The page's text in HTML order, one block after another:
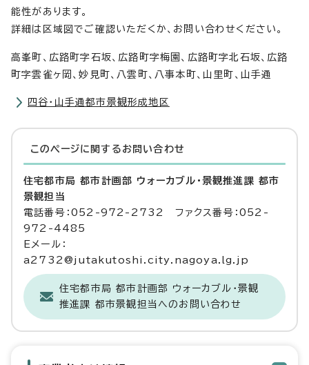
能性があります。
詳細は区域図でご確認いただくか、お問い合わせください。
高峯町、広路町字石坂、広路町字梅園、広路町字北石坂、広路
町字雲雀ヶ岡、妙見町、八雲町、八事本町、山里町、山手通
四谷・山手通都市景観形成地区
このページに関する お問い合わせ
住宅都市局 都市計画部 ウォーカブル・景観推進課 都市
景観担当
電話番号：052-972-2732 ファクス番号：052-
972-4485
Eメール：
a2732@jutakutoshi.city.nagoya.lg.jp
住宅都市局 都市計画部 ウォーカブル・景観
推進課 都市景観担当へのお問い合わせ